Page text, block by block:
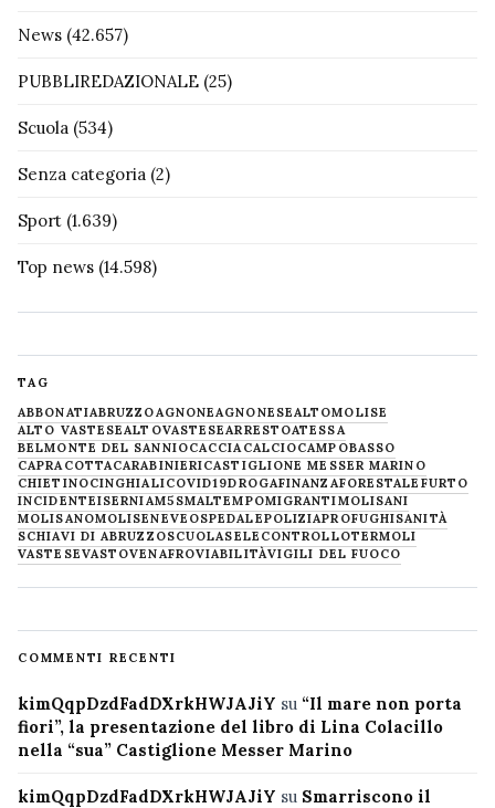
News (42.657)
PUBBLIREDAZIONALE (25)
Scuola (534)
Senza categoria (2)
Sport (1.639)
Top news (14.598)
TAG
ABBONATIABRUZZOAGNONEAGNONESEALTOMOLISE
ALTO VASTESEALTOVASTESEARRESTOATESSA
BELMONTE DEL SANNIOCACCIACALCIOCAMPOBASSO
CAPRACOTTACARABINIERICASTIGLIONE MESSER MARINO
CHIETINOCINGHIALICOVID19DROGAFINANZAFORESTALE FURTO
INCIDENTEISERNIAM5SMALTEMPOMIGRANTIMOLISANI
MOLISANOMOLISENEVE OSPEDALEPOLIZIAPROFUGHISANITÀ
SCHIAVI DI ABRUZZOSCUOLASELECONTROLLOTERMOLI
VASTESEVASTOVENAFROVIABILITÀVIGILI DEL FUOCO
COMMENTI RECENTI
kimQqpDzdFadDXrkHWJAJiY su “Il mare non porta
fiori”, la presentazione del libro di Lina Colacillo
nella “sua” Castiglione Messer Marino
kimQqpDzdFadDXrkHWJAJiY su Smarriscono il